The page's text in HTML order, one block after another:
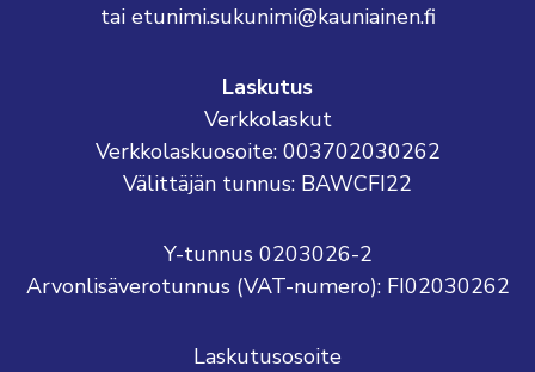
tai etunimi.sukunimi@kauniainen.fi
Laskutus
Verkkolaskut
Verkkolaskuosoite: 003702030262
Välittäjän tunnus: BAWCFI22
Y-tunnus 0203026-2
Arvonlisäverotunnus (VAT-numero): FI02030262
Laskutusosoite